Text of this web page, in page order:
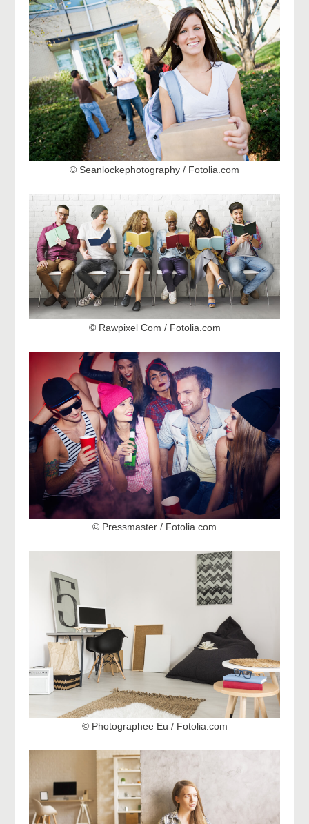
© Seanlockephotography / Fotolia.com
© Rawpixel Com / Fotolia.com
© Pressmaster / Fotolia.com
© Photographee Eu / Fotolia.com